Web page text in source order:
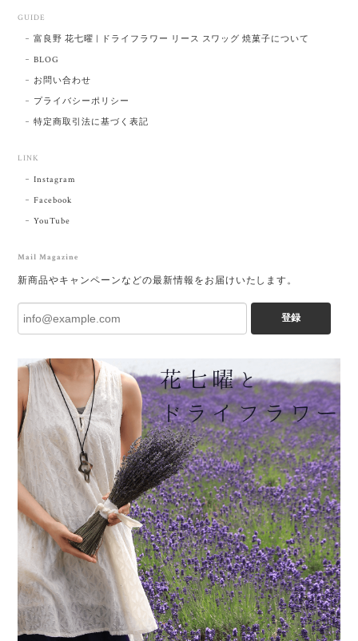
GUIDE
富良野 花七曜 | ドライフラワー リース スワッグ 焼菓子について
BLOG
お問い合わせ
プライバシーポリシー
特定商取引法に基づく表記
LINK
Instagram
Facebook
YouTube
Mail Magazine
新商品やキャンペーンなどの最新情報をお届けいたします。
登録